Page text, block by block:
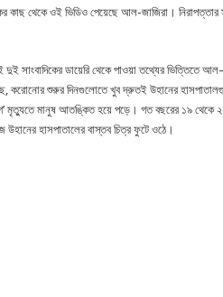
কাছ থেকে ওই ভিডিও পেয়েছে আল-জাজিরা। নিরাপত্তার
সাংবাদিকের ডায়েরি থেকে পাওয়া তথ্যের ভিত্তিতে
করোনোর শুরুর দিনগুলোতে খুব দ্রুতই উহানের
মৃত্যুতে মানুষ আতঙ্কিত হয়ে পড়ে। গত বছরের ১৯ থেকে ২২
উহানের হাসপাতালের বাস্তব চিত্র ফুটে ওঠে।